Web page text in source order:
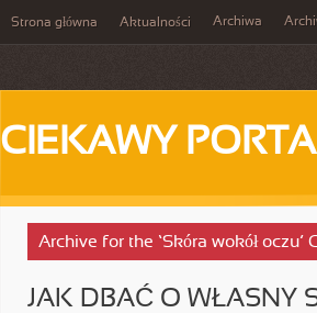
Strona główna Aktualności Archiwa
CIEKAWY
Archive for the ‘Skóra wokół oczu’
JAK DBAĆ O WŁASNY